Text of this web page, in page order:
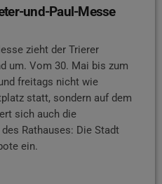
und-Paul-Messe
zieht der Trierer
um. Vom 30. Mai bis zum
freitags nicht wie
statt, sondern auf dem
sich auch die
Rathauses: Die Stadt
ein.